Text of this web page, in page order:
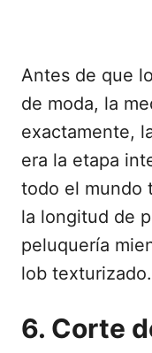
Antes de que
de moda, la
exactamente,
era la etapa
todo el mundo
la longitud de
peluquería
lob texturizado.
6. Corte